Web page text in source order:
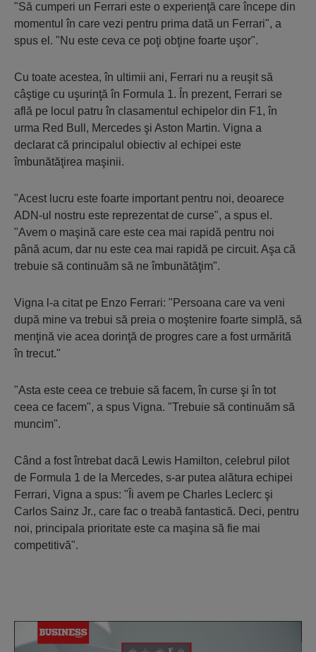
"Să cumperi un Ferrari este o experienţă care începe din
momentul în care vezi pentru prima dată un Ferrari", a
spus el. "Nu este ceva ce poţi obţine foarte uşor".
Cu toate acestea, în ultimii ani, Ferrari nu a reuşit să
câştige cu uşurinţă în Formula 1. În prezent, Ferrari se
află pe locul patru în clasamentul echipelor din F1, în
urma Red Bull, Mercedes şi Aston Martin. Vigna a
declarat că principalul obiectiv al echipei este
îmbunătăţirea maşinii.
"Acest lucru este foarte important pentru noi, deoarece
ADN-ul nostru este reprezentat de curse", a spus el.
"Avem o maşină care este cea mai rapidă pentru noi
până acum, dar nu este cea mai rapidă pe circuit. Aşa că
trebuie să continuăm să ne îmbunătăţim".
Vigna l-a citat pe Enzo Ferrari: "Persoana care va veni
după mine va trebui să preia o moştenire foarte simplă, să
menţină vie acea dorinţă de progres care a fost urmărită
în trecut."
"Asta este ceea ce trebuie să facem, în curse şi în tot
ceea ce facem", a spus Vigna. "Trebuie să continuăm să
muncim".
Când a fost întrebat dacă Lewis Hamilton, celebrul pilot
de Formula 1 de la Mercedes, s-ar putea alătura echipei
Ferrari, Vigna a spus: "Îi avem pe Charles Leclerc şi
Carlos Sainz Jr., care fac o treabă fantastică. Deci, pentru
noi, principala prioritate este ca maşina să fie mai
competitivă".